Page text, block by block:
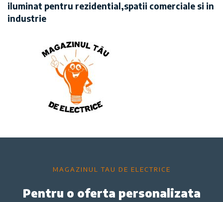
iluminat pentru rezidential,spatii comerciale si in
industrie
MAGAZINUL TAU DE ELECTRICE
Pentru o oferta personalizata